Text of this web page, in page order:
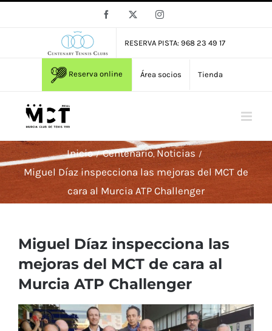
Facebook Instagram
RESERVA PISTA: 968 23 49 17
Reserva online Área socios Tienda
Inicio Centenario Noticias
Miguel Díaz inspecciona las mejoras del MCT de
cara al Murcia ATP Challenger
Miguel Díaz inspecciona las
mejoras del MCT de cara al
Murcia ATP Challenger
Ver